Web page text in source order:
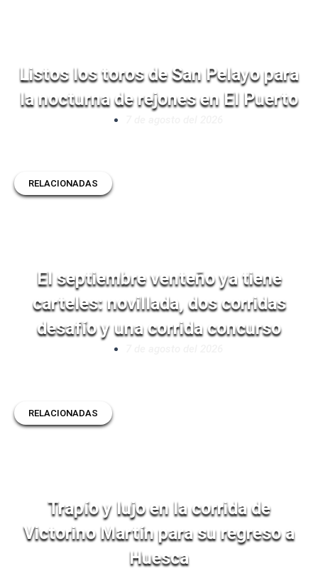
Listos los toros de San Pelayo para
la nocturna de rejones en El Puerto
RELACIONADAS
El septiembre venteño ya tiene
carteles: novillada, dos corridas
desafío y una corrida concurso
RELACIONADAS
Trapío y lujo en la corrida de
Victorino Martín para su regreso a
Huesca